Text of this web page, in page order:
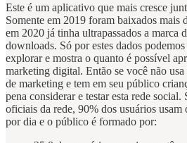
Este é um aplicativo que mais cresce
Somente em 2019 foram baixados mais
em 2020 já tinha ultrapassados a marca
downloads. Só por estes dados
explorar e mostra o quanto é possível
marketing digital. Então se você não
de marketing e tem em seu público
pena considerar e testar esta rede social.
oficiais da rede, 90% dos usuários
por dia e o público é formado por: